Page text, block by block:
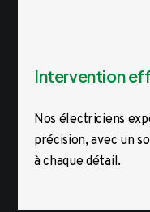
Intervention
Nos électriciens
précision, avec un
à chaque détail.